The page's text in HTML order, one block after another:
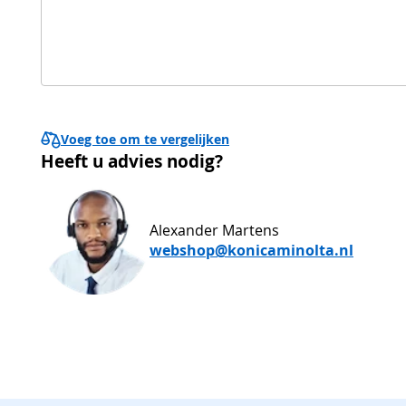
Voeg toe om te vergelijken
Heeft u advies nodig?
Alexander Martens
webshop@konicaminolta.nl